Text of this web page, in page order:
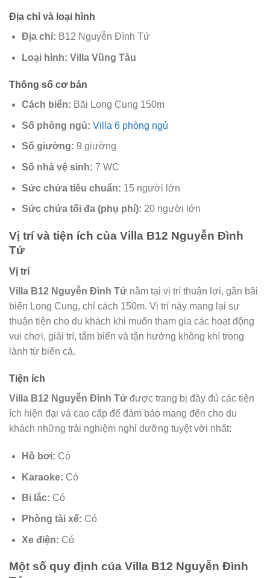
Địa chỉ và loại hình
Địa chỉ: B12 Nguyễn Đình Tứ
Loại hình: Villa Vũng Tàu
Thông số cơ bản
Cách biển: Bãi Long Cung 150m
Số phòng ngủ: Villa 6 phòng ngủ
Số giường: 9 giường
Số nhà vệ sinh: 7 WC
Sức chứa tiêu chuẩn: 15 người lớn
Sức chứa tối đa (phụ phí): 20 người lớn
Vị trí và tiện ích của Villa B12 Nguyễn Đình
Tứ
Vị trí
Villa B12 Nguyễn Đình Tứ nằm tại vị trí thuận lợi, gần bãi
biển Long Cung, chỉ cách 150m. Vị trí này mang lại sự
thuận tiện cho du khách khi muốn tham gia các hoạt động
vui chơi, giải trí, tắm biển và tận hưởng không khí trong
lành từ biển cả.
Tiện ích
Villa B12 Nguyễn Đình Tứ được trang bị đầy đủ các tiện
ích hiện đại và cao cấp để đảm bảo mang đến cho du
khách những trải nghiệm nghỉ dưỡng tuyệt vời nhất:
Hồ bơi: Có
Karaoke: Có
Bi lắc: Có
Phòng tài xế: Có
Xe điện: Có
Một số quy định của Villa B12 Nguyễn Đình